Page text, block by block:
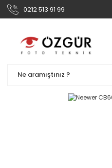
0212 513 91 99